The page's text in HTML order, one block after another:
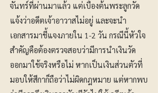
จันทร์ที่ผ่านมาแล้ว แต่เบื้องต้นพระลูกวัด
แจ้งว่าอดีตเจ้าอาวาสไม่อยู่ และจะนำ
เอกสารมาชี้แจงภายใน 1-2 วัน กรณีนี้หัวใจ
สำคัญคือต้องตรวจสอบว่ามีการนำเงินวัด
ออกมาใช้จริงหรือไม่ หากเป็นเงินส่วนตัวที่
มอบให้สีกาก็ถือว่าไม่ผิดกฎหมาย แต่หากพบ